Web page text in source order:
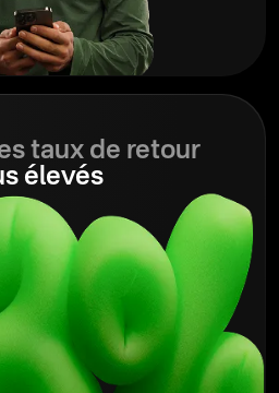
taux de retour
élevés